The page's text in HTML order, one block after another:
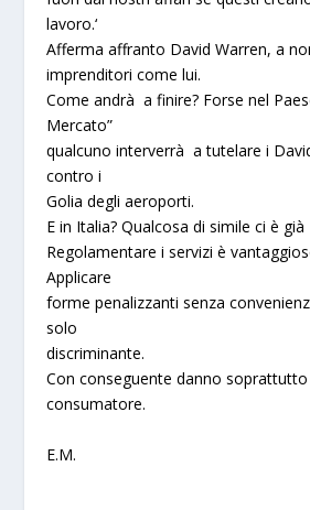
lavoro.‘
Afferma affranto David Warren, a
imprenditori come lui.
Come andrà a finire? Forse nel
Mercato”
qualcuno interverrà a tutelare i
contro i
Golia degli aeroporti.
E in Italia? Qualcosa di simile ci è
Regolamentare i servizi è
Applicare
forme penalizzanti senza
solo
discriminante.
Con conseguente danno soprattutto
consumatore.
E.M.